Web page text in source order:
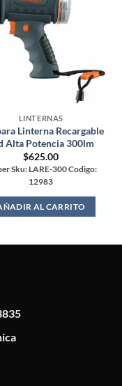
LINTERNAS
Linterna Recargable
Alta Potencia 300lm
$625.00
Sku: LARE-300 Codigo:
12983
AL CARRITO